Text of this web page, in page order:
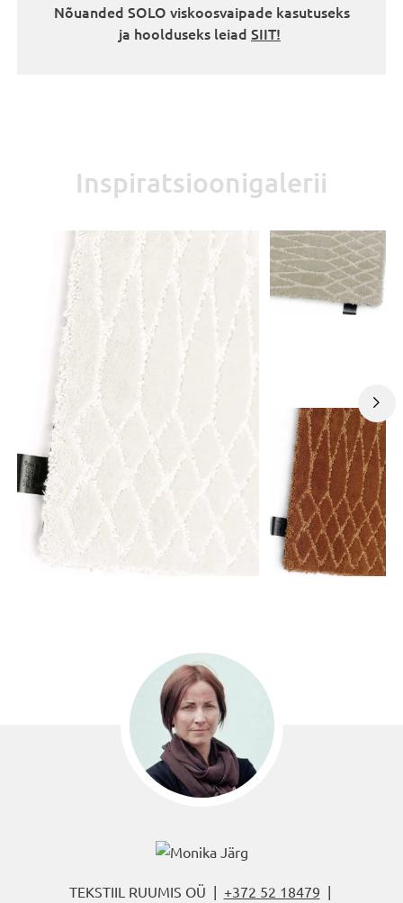
Nõuanded SOLO viskoosvaipade kasutuseks
ja hoolduseks leiad SIIT!
Inspiratsioonigalerii
TEKSTIIL RUUMIS OÜ | +372 52 18479 |